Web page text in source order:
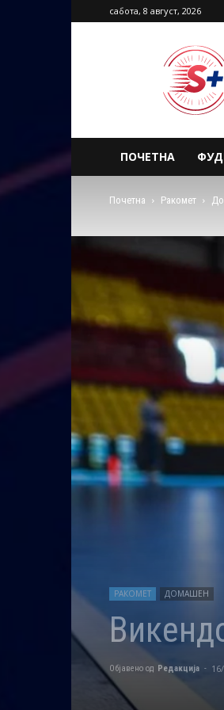
сабота, 8 август, 2026
Sport
Plus
Macedonia
ПОЧЕТНА
Почетна Ракомет
РАКОМЕТ ДОМАШЕН
Објавено од Редакција -